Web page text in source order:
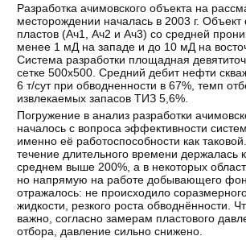
Разработка ачимовского объекта на
месторождении началась в 2003 г. Объект
пластов (Ач1, Ач2 и Ач3) со средней
менее 1 мД на западе и до 10 мД на
Система разработки площадная
сетке 500х500. Средний дебит нефти
6 т/сут при обводненности в 67%, темп
извлекаемых запасов ТИЗ 5,6%.
Погружение в анализ разработки
началось с вопроса эффективности
именно её работоспособности как
течение длительного времени держалась
среднем выше 200%, а в некоторых
но напрямую на работе добывающего
отражалось: не происходило
жидкости, резкого роста обводнённости.
важно, согласно замерам пластового
отбора, давление сильно снижено.